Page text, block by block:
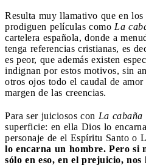
Resulta muy llamativo que en los
prodiguen películas como La
cartelera española, donde a
tenga referencias cristianas, es
es peor, que además existen
indignan por estos motivos, sin
otros ojos todo el caudal de
margen de las creencias.
Para ser juiciosos con La cabaña
superficie: en ella Dios lo
personaje de el Espíritu Santo o
lo encarna un hombre. Pero si
sólo en eso, en el prejuicio,